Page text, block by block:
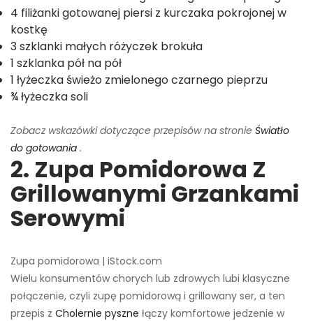
4 filiżanki gotowanej piersi z kurczaka pokrojonej w
kostkę
3 szklanki małych różyczek brokuła
1 szklanka pół na pół
1 łyżeczka świeżo zmielonego czarnego pieprzu
¾ łyżeczka soli
Zobacz wskazówki dotyczące przepisów na stronie Światło
do gotowania .
2. Zupa Pomidorowa Z
Grillowanymi Grzankami
Serowymi
Zupa pomidorowa | iStock.com
Wielu konsumentów chorych lub zdrowych lubi klasyczne
połączenie, czyli zupę pomidorową i grillowany ser, a ten
przepis z Cholernie pyszne łączy komfortowe jedzenie w